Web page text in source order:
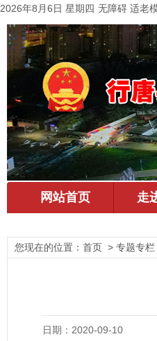
2026年8月6日 星期四 无障碍 适老
您现在的位置： 首页 > 专题专
日期：2020-09-10